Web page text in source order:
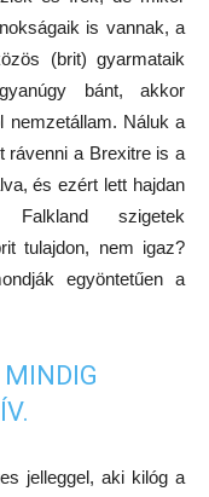
is vannak, a
(brit) gyarmataik
bánt, akkor
nemzetállam. Náluk a
rávenni a Brexitre is a
és ezért lett hajdan
szigetek
tulajdon, nem igaz?
egyöntetűen a
jelleggel, aki kilóg a